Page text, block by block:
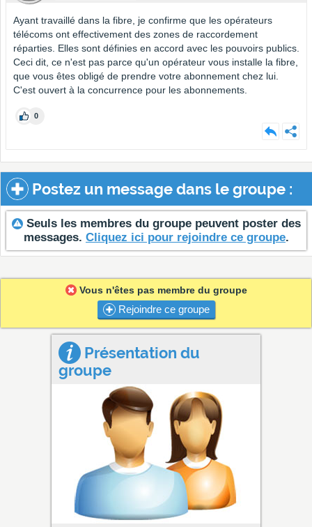
Ayant travaillé dans la fibre, je confirme que les opérateurs
télécoms ont effectivement des zones de raccordement
réparties. Elles sont définies en accord avec les pouvoirs publics.
Ceci dit, ce n'est pas parce qu'un opérateur vous installe la fibre,
que vous êtes obligé de prendre votre abonnement chez lui.
C'est ouvert à la concurrence pour les abonnements.
0
Postez un message dans le groupe :
Seuls les membres du groupe peuvent poster des
messages. Cliquez ici pour rejoindre ce groupe.
Vous n'êtes pas membre du groupe
Rejoindre ce groupe
Présentation du
groupe